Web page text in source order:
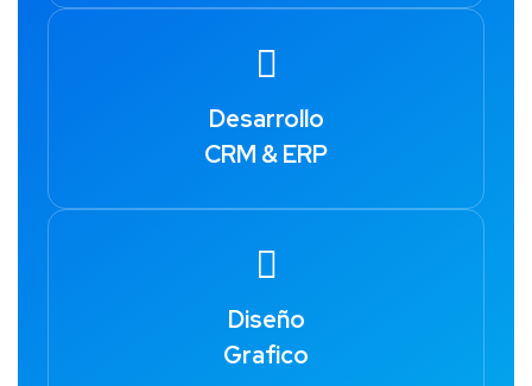
Desarrollo
CRM & ERP
Diseño
Grafico